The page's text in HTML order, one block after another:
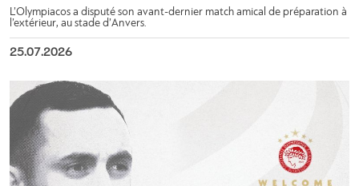
L’Olympiacos a disputé son avant-dernier match amical de préparation à
l’extérieur, au stade d’Anvers.
25.07.2026